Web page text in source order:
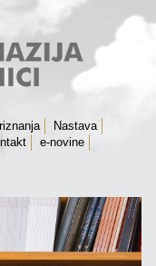
Nastava
e-novine